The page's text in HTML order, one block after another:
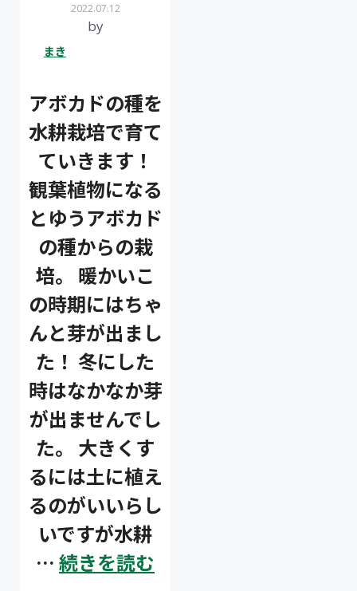
2022.07.12
by
まき
アボカドの種を
水耕栽培で育て
ていきます！
観葉植物になる
とゆうアボカド
の種からの栽
培。 暖かいこ
の時期にはちゃ
んと芽が出まし
た！ 冬にした
時はなかなか芽
が出ませんでし
た。 大きくす
るには土に植え
るのがいいらし
いですが水耕
… 続きを読む